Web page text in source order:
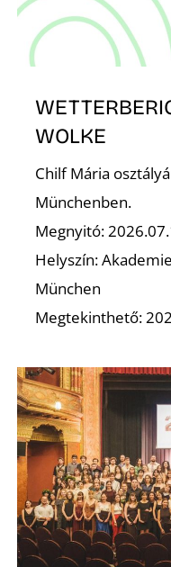
WOLKE
Chilf Mária
Münchenben.
Megnyitó:
Helyszín:
München
Megtekinthető: